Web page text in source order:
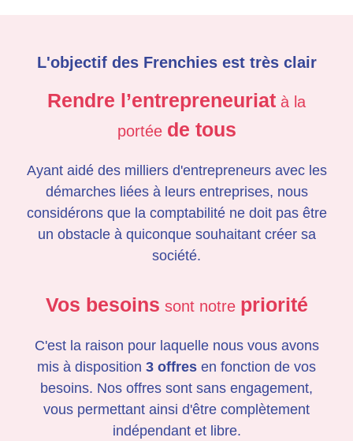
L'objectif des Frenchies est très clair
Rendre l’entrepreneuriat à la
portée de tous
Ayant aidé des milliers d'entrepreneurs avec les
démarches liées à leurs entreprises, nous
considérons que la comptabilité ne doit pas être
un obstacle à quiconque souhaitant créer sa
société.
Vos besoins sont notre priorité
C'est la raison pour laquelle nous vous avons
mis à disposition 3 offres en fonction de vos
besoins. Nos offres sont sans engagement,
vous permettant ainsi d'être complètement
indépendant et libre.